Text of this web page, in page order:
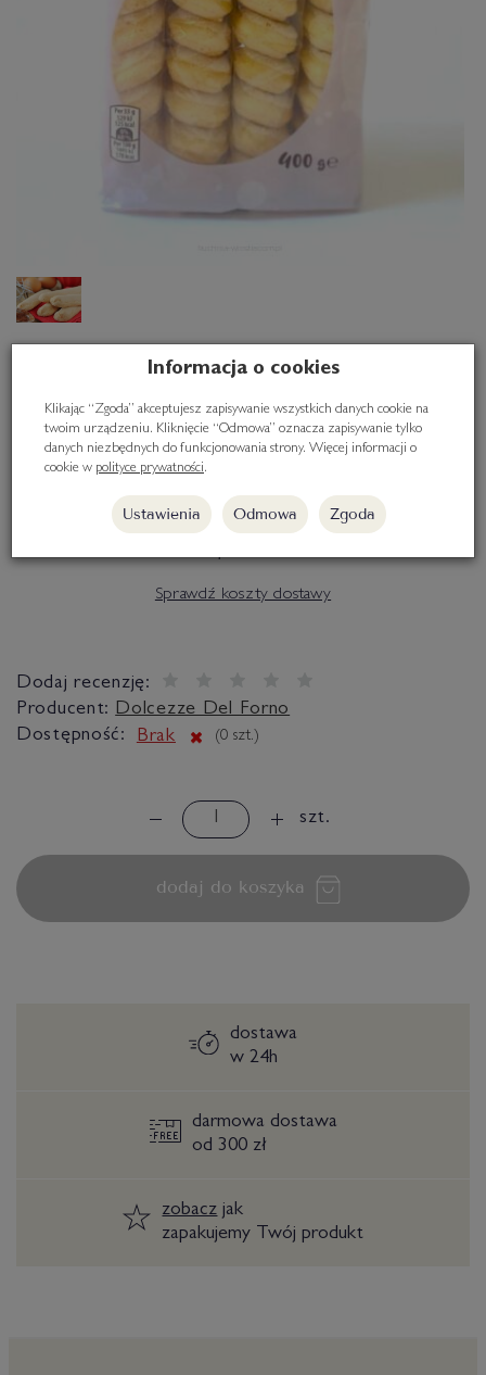
Savoiardi - biszkopty do
tiramisu', 400g
Savoiardi - typowe włoskie biszkopty najlepsze do triamisu'
Masa netto: 400g
14,70 zł
Sprawdź koszty dostawy
Dodaj recenzję:
Producent: Dolcezze Del Forno
Dostępność:
Brak (0 szt.)
szt.
dodaj do koszyka
dostawa
w 24h
darmowa dostawa
od 300 zł
zobaczjak
zapakujemy Twój produkt
Informacja o cookies
Klikając “Zgoda” akceptujesz zapisywanie wszystkich danych cookie na
twoim urządzeniu. Kliknięcie “Odmowa” oznacza zapisywanie tylko
danych niezbędnych do funkcjonowania strony. Więcej informacji o
cookie w polityce prywatności.
Ustawienia Odmowa Zgoda